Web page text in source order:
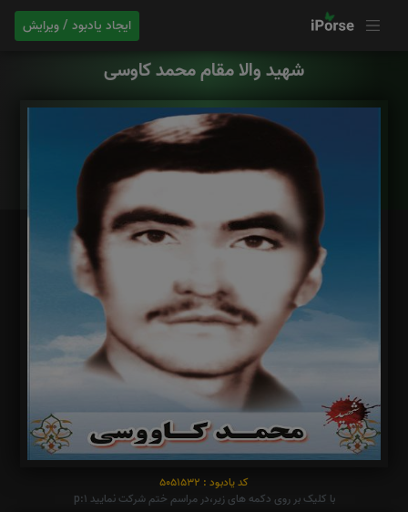
ایجاد یادبود / ویرایش
شهید والا مقام محمد کاوسی
کد یادبود : 5051532
با کلیک بر روی دکمه های زیر،در مراسم ختم شرکت نمایید p:1